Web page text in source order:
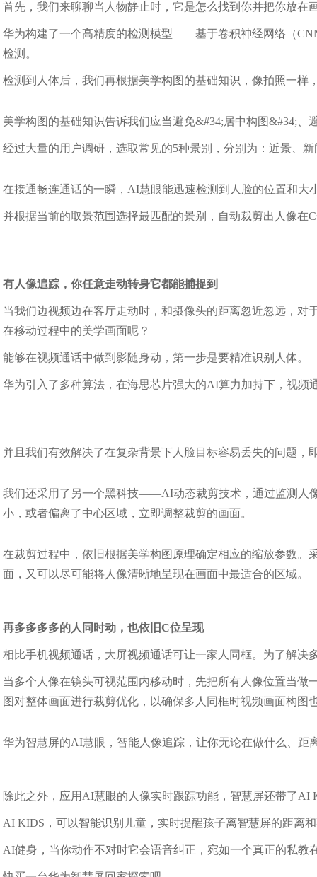
首先，我们来聊聊当人物静止时，它是怎么找到你并把你放在
华为构建了一个高精度的检测模型——基于卷积神经网络（
检测。
检测到人体后，我们再根据美学构图的基础知识，像拍照一样
美学构图的基础知识告诉我们应当避免&#34;居中构图&#34;、
经过大量的用户调研，选取常见的5种景别，分别为：近景、
在接通畅连通话的一瞬，AI慧眼能迅速检测到人脸的位置和大
并根据当前的取景范围选择最匹配的景别，自动裁剪出人像在
有人像追踪，你任意走动转身它都能捕捉到
当我们边视频边在客厅走动时，和摄像头的距离忽近忽远，
在移动过程中的美学画面呢？
能够在视频通话中做到影随身动，第一步是要精准识别人体。
华为引入了多种算法，在海思芯片强大的AI算力加持下，视
并且我们有效解决了在复杂背景下人脸目标容易丢失的问题，
我们还采用了另一个黑科技——AI动态裁剪技术，通过监测人
小，或者偏离了中心区域，立即调整裁剪的画面。
在裁剪过程中，依旧根据美学构图原理确定相应的缩放参数
面，又可以尽可能将人像清晰地呈现在画面中最适合的区域。
再多多多多的人同时动，也依旧C位呈现
相比手机视频通话，大屏视频通话可让一家人同框。为了解决
当多个人像在镜头可视范围内移动时，先把所有人像位置当
图对整体画面进行裁剪优化，以确保多人同框时视频画面构图
华为智慧屏的AI慧眼，智能人像追踪，让你无论在做什么、距
除此之外，应用AI慧眼的人像实时跟踪功能，智慧屏还带了AI
AI KIDS，可以智能识别儿童，实时提醒孩子离智慧屏的距离
AI健身，当你动作不对时它会语音纠正，宛如一个真正的私教